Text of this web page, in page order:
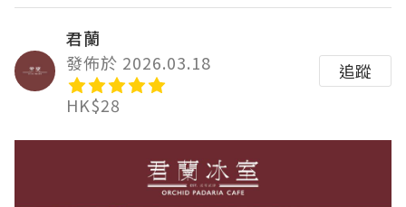
君蘭
發佈於 2026.03.18
HK$28
追蹤